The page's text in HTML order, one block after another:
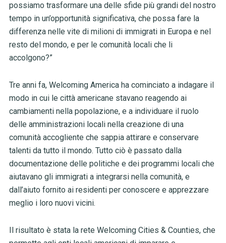
possiamo trasformare una delle sfide più grandi del nostro
tempo in un’opportunità significativa, che possa fare la
differenza nelle vite di milioni di immigrati in Europa e nel
resto del mondo, e per le comunità locali che li
accolgono?”
Tre anni fa, Welcoming America ha cominciato a indagare il
modo in cui le città americane stavano reagendo ai
cambiamenti nella popolazione, e a individuare il ruolo
delle amministrazioni locali nella creazione di una
comunità accogliente che sappia attirare e conservare
talenti da tutto il mondo. Tutto ciò è passato dalla
documentazione delle politiche e dei programmi locali che
aiutavano gli immigrati a integrarsi nella comunità, e
dall’aiuto fornito ai residenti per conoscere e apprezzare
meglio i loro nuovi vicini.
Il risultato è stata la rete Welcoming Cities & Counties, che